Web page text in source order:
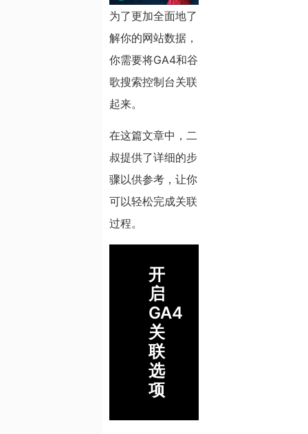
为了更加全面地了
解你的网站数据，
你需要将GA4和谷
歌搜索控制台关联
起来。
在这篇文章中，二
叔提供了详细的步
骤以供参考，让你
可以轻松完成关联
过程。
开
启
GA4
关
联
选
项